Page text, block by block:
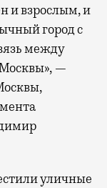
и взрослым, и
город с
между
—
уличные